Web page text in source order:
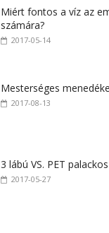
Miért fontos a víz az
számára?
2017-05-14
Mesterséges
2017-08-13
3 lábú VS. PET
2017-05-27